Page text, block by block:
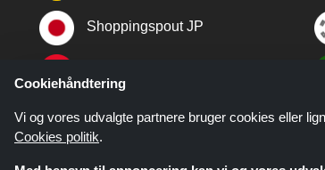
Shoppingspout JP
Shoppingspout NO
Cookiehåndtering
Vi og vores udvalgte partnere bruger cookies eller
Cookies politik.